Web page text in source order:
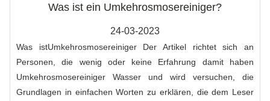
Was ist ein Umkehrosmosereiniger?
24-03-2023
Was istUmkehrosmosereinigerDer Artikel richtet sich an
Personen, die wenig oder keine Erfahrung damit haben
Umkehrosmosereiniger Wasser und wird versuchen, die
Grundlagen in einfachen Worten zu erklären, die dem Leser